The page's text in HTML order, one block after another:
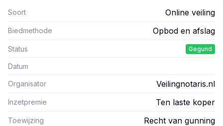
Soort Online veiling
Biedmethode Opbod en afslag
Status Gegund
Datum
Organisator Veilingnotaris.nl
Inzetpremie Ten laste koper
Toewijzing Recht van gunning